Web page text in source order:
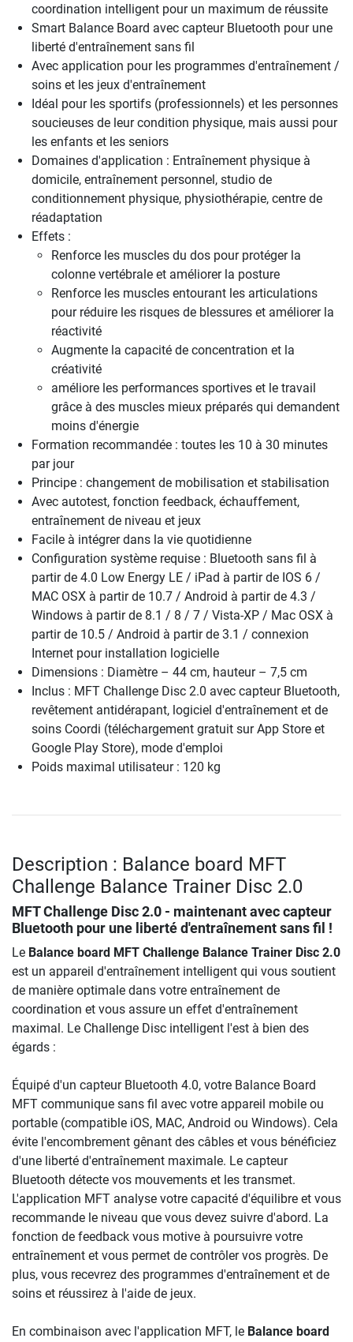
coordination intelligent pour un maximum de réussite
Smart Balance Board avec capteur Bluetooth pour une
liberté d'entraînement sans fil
Avec application pour les programmes d'entraînement /
soins et les jeux d'entraînement
Idéal pour les sportifs (professionnels) et les personnes
soucieuses de leur condition physique, mais aussi pour
les enfants et les seniors
Domaines d'application : Entraînement physique à
domicile, entraînement personnel, studio de
conditionnement physique, physiothérapie, centre de
réadaptation
Effets :
Renforce les muscles du dos pour protéger la
colonne vertébrale et améliorer la posture
Renforce les muscles entourant les articulations
pour réduire les risques de blessures et améliorer la
réactivité
Augmente la capacité de concentration et la
créativité
améliore les performances sportives et le travail
grâce à des muscles mieux préparés qui demandent
moins d'énergie
Formation recommandée : toutes les 10 à 30 minutes
par jour
Principe : changement de mobilisation et stabilisation
Avec autotest, fonction feedback, échauffement,
entraînement de niveau et jeux
Facile à intégrer dans la vie quotidienne
Configuration système requise : Bluetooth sans fil à
partir de 4.0 Low Energy LE / iPad à partir de IOS 6 /
MAC OSX à partir de 10.7 / Android à partir de 4.3 /
Windows à partir de 8.1 / 8 / 7 / Vista-XP / Mac OSX à
partir de 10.5 / Android à partir de 3.1 / connexion
Internet pour installation logicielle
Dimensions : Diamètre – 44 cm, hauteur – 7,5 cm
Inclus : MFT Challenge Disc 2.0 avec capteur Bluetooth,
revêtement antidérapant, logiciel d'entraînement et de
soins Coordi (téléchargement gratuit sur App Store et
Google Play Store), mode d'emploi
Poids maximal utilisateur : 120 kg
Description : Balance board MFT
Challenge Balance Trainer Disc 2.0
MFT Challenge Disc 2.0 - maintenant avec capteur
Bluetooth pour une liberté d'entraînement sans fil !
Le Balance board MFT Challenge Balance Trainer Disc 2.0
est un appareil d'entraînement intelligent qui vous soutient
de manière optimale dans votre entraînement de
coordination et vous assure un effet d'entraînement
maximal. Le Challenge Disc intelligent l'est à bien des
égards :
Équipé d'un capteur Bluetooth 4.0, votre Balance Board
MFT communique sans fil avec votre appareil mobile ou
portable (compatible iOS, MAC, Android ou Windows). Cela
évite l'encombrement gênant des câbles et vous bénéficiez
d'une liberté d'entraînement maximale. Le capteur
Bluetooth détecte vos mouvements et les transmet.
L'application MFT analyse votre capacité d'équilibre et vous
recommande le niveau que vous devez suivre d'abord. La
fonction de feedback vous motive à poursuivre votre
entraînement et vous permet de contrôler vos progrès. De
plus, vous recevrez des programmes d'entraînement et de
soins et réussirez à l'aide de jeux.
En combinaison avec l'application MFT, le Balance board